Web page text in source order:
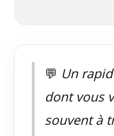
💬 Un
dont vous
souvent à